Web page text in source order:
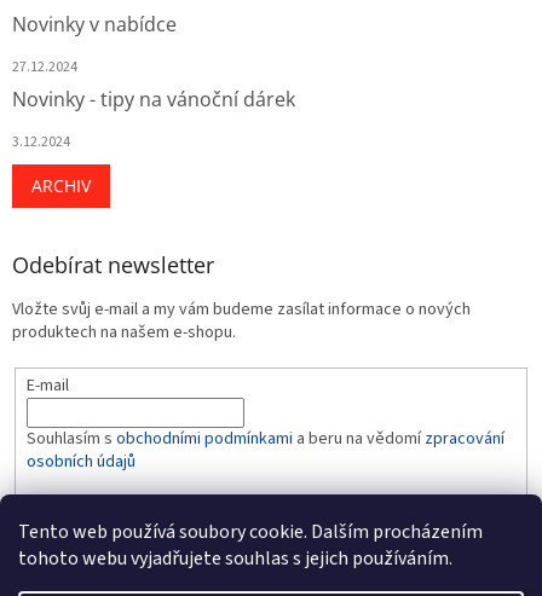
Tento web používá soubory cookie. Dalším procházením
tohoto webu vyjadřujete souhlas s jejich používáním.
Novinky v nabídce
27.12.2024
Novinky - tipy na vánoční dárek
3.12.2024
ARCHIV
Odebírat newsletter
Vložte svůj e-mail a my vám budeme zasílat informace o nových
produktech na našem e-shopu.
E-mail
Souhlasím s obchodními podmínkami a beru na vědomízpracování
osobních údajů
PŘIHLÁSIT SE